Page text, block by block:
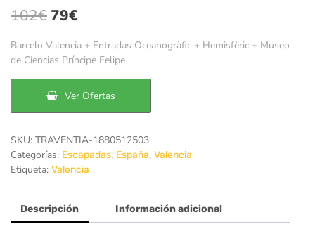
102€El
original
era:
102€.
79€
actual
es:
79€.
Barcelo Valencia + Entradas Oceanogràfic + Hemisfèric + Museo
de Ciencias Príncipe Felipe
Ver Ofertas
SKU: TRAVENTIA-1880512503
Categorías: Escapadas, España, Valencia
Etiqueta: Valencia
Descripción Información adicional